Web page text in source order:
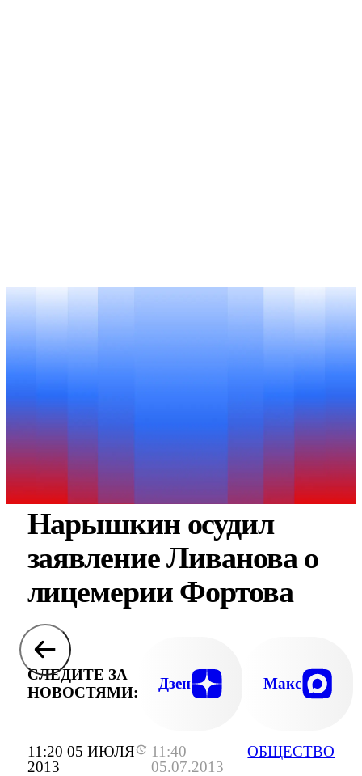
11:20 05 ИЮЛЯ
2013
11:40
05.07.2013
ОБЩЕСТВО
Нарышкин осудил
заявление Ливанова о
лицемерии Фортова
СЛЕДИТЕ ЗА
НОВОСТЯМИ:
Дзен Макс